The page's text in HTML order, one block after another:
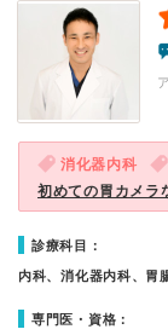
消化器内科
初めての胃カメラ
診療科目：
内科、消化器内科、胃
専門医・資格：